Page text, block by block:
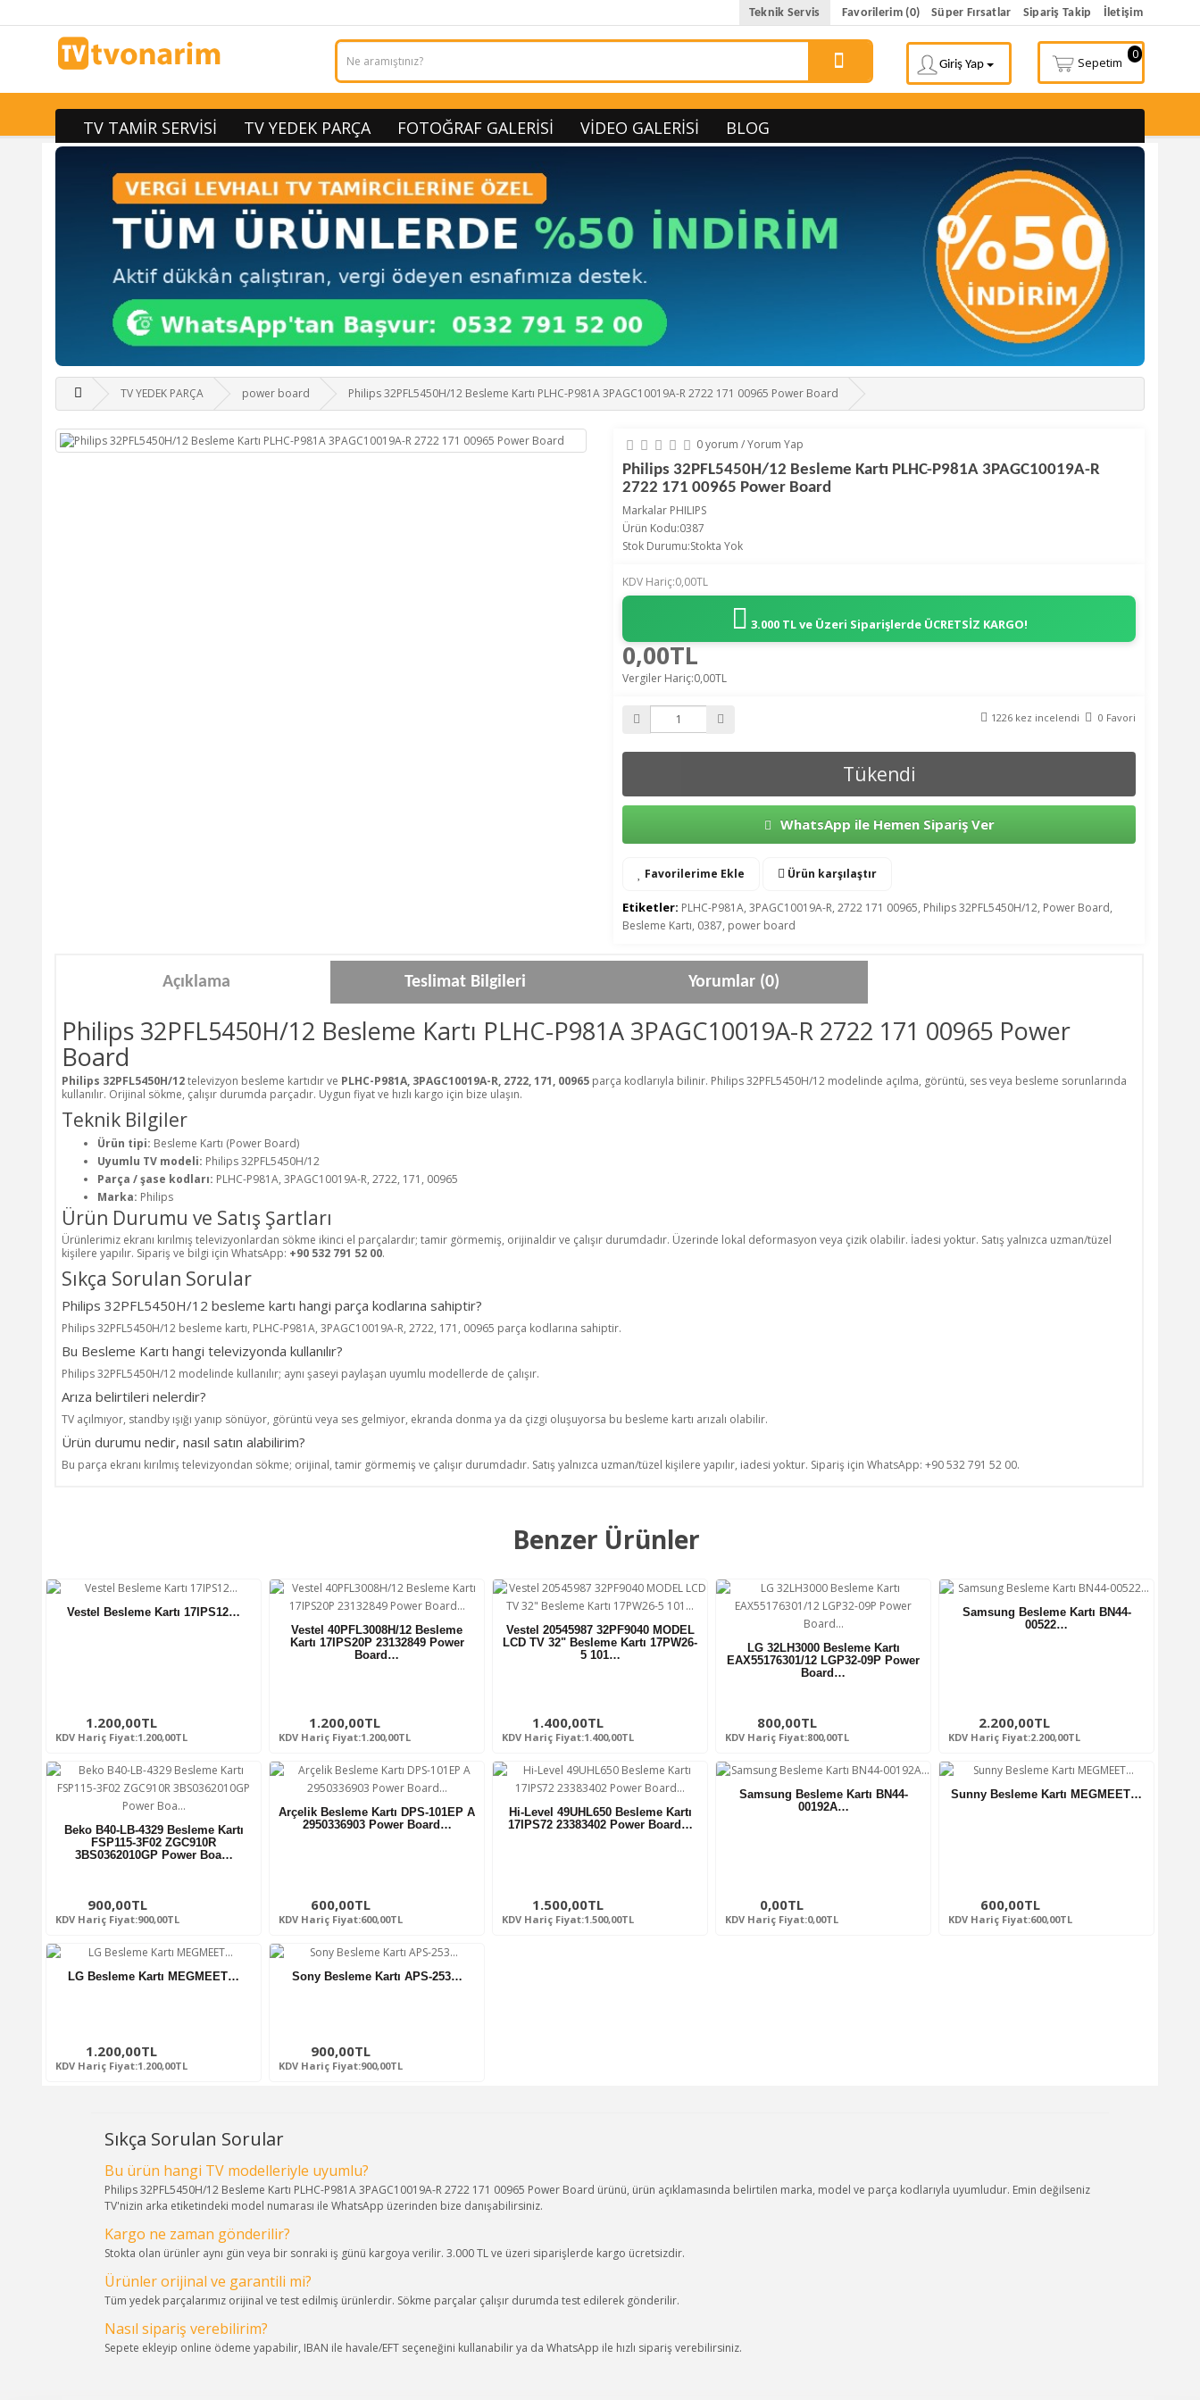
Teknik Servis Favorilerim (0) Süper Fırsatlar Sipariş Takip İletişim
0
Sepetim
Giriş Yap
TV TAMİR SERVİSİ TV YEDEK PARÇA FOTOĞRAF GALERISI VIDEO GALERISI BLOG
TV YEDEK PARÇA power board Philips 32PFL5450H/12 Besleme Kartı PLHC-P981A 3PAGC10019A-R 2722 171 00965 Power Board
0 yorum /Yorum Yap
Philips 32PFL5450H/12 Besleme Kartı PLHC-P981A 3PAGC10019A-R
2722 171 00965 Power Board
Markalar PHILIPS
Ürün Kodu:0387
Stok Durumu:Stokta Yok
KDV Hariç:0,00TL
3.000 TL ve Üzeri Siparişlerde ÜCRETSİZ KARGO!
0,00TL
Vergiler Hariç:0,00TL
1226 kez incelendi 0 Favori
Tükendi
WhatsApp ile Hemen Sipariş Ver
Favorilerime Ekle Ürün karşılaştır
Etiketler: PLHC-P981A, 3PAGC10019A-R, 2722 171 00965, Philips 32PFL5450H/12, Power Board,
Besleme Kartı, 0387, power board
Açıklama Teslimat Bilgileri Yorumlar (0)
Philips 32PFL5450H/12 Besleme Kartı PLHC-P981A 3PAGC10019A-R 2722 171 00965 Power
Board
Philips 32PFL5450H/12televizyon besleme kartıdır ve PLHC-P981A, 3PAGC10019A-R, 2722, 171, 00965 parça kodlarıyla bilinir. Philips 32PFL5450H/12 modelinde açılma, görüntü, ses veya besleme sorunlarında
kullanılır. Orijinal sökme, çalışır durumda parçadır. Uygun fiyat ve hızlı kargo için bize ulaşın.
Teknik Bilgiler
Ürün tipi: Besleme Kartı (Power Board)
Uyumlu TV modeli: Philips 32PFL5450H/12
Parça / şase kodları: PLHC-P981A, 3PAGC10019A-R, 2722, 171, 00965
Marka: Philips
Ürün Durumu ve Satış Şartları
Ürünlerimiz ekranı kırılmış televizyonlardan sökme ikinci el parçalardır; tamir görmemiş, orijinaldir ve çalışır durumdadır. Üzerinde lokal deformasyon veya çizik olabilir. İadesi yoktur. Satış yalnızca uzman/tüzel
kişilere yapılır. Sipariş ve bilgi için WhatsApp: +90 532 791 52 00.
Sıkça Sorulan Sorular
Philips 32PFL5450H/12 besleme kartı hangi parça kodlarına sahiptir?
Philips 32PFL5450H/12 besleme kartı, PLHC-P981A, 3PAGC10019A-R, 2722, 171, 00965 parça kodlarına sahiptir.
Bu Besleme Kartı hangi televizyonda kullanılır?
Philips 32PFL5450H/12 modelinde kullanılır; aynı şaseyi paylaşan uyumlu modellerde de çalışır.
Arıza belirtileri nelerdir?
TV açılmıyor, standby ışığı yanıp sönüyor, görüntü veya ses gelmiyor, ekranda donma ya da çizgi oluşuyorsa bu besleme kartı arızalı olabilir.
Ürün durumu nedir, nasıl satın alabilirim?
Bu parça ekranı kırılmış televizyondan sökme; orijinal, tamir görmemiş ve çalışır durumdadır. Satış yalnızca uzman/tüzel kişilere yapılır, iadesi yoktur. Sipariş için WhatsApp: +90 532 791 52 00.
Benzer Ürünler
Vestel Besleme Kartı 17IPS12…
1.200,00TL
KDV Hariç Fiyat:1.200,00TL
Vestel 40PFL3008H/12 Besleme
Kartı 17IPS20P 23132849 Power
Board…
1.200,00TL
KDV Hariç Fiyat:1.200,00TL
Vestel 20545987 32PF9040 MODEL
LCD TV 32" Besleme Kartı 17PW26-
5 101…
1.400,00TL
KDV Hariç Fiyat:1.400,00TL
LG 32LH3000 Besleme Kartı
EAX55176301/12 LGP32-09P Power
Board…
800,00TL
KDV Hariç Fiyat:800,00TL
Samsung Besleme Kartı BN44-
00522…
2.200,00TL
KDV Hariç Fiyat:2.200,00TL
Beko B40-LB-4329 Besleme Kartı
FSP115-3F02 ZGC910R
3BS0362010GP Power Boa…
900,00TL
KDV Hariç Fiyat:900,00TL
Arçelik Besleme Kartı DPS-101EP A
2950336903 Power Board…
600,00TL
KDV Hariç Fiyat:600,00TL
Hi-Level 49UHL650 Besleme Kartı
17IPS72 23383402 Power Board…
1.500,00TL
KDV Hariç Fiyat:1.500,00TL
Samsung Besleme Kartı BN44-
00192A…
0,00TL
KDV Hariç Fiyat:0,00TL
Sunny Besleme Kartı MEGMEET…
600,00TL
KDV Hariç Fiyat:600,00TL
LG Besleme Kartı MEGMEET…
1.200,00TL
KDV Hariç Fiyat:1.200,00TL
Sony Besleme Kartı APS-253…
900,00TL
KDV Hariç Fiyat:900,00TL
Sıkça Sorulan Sorular
Bu ürün hangi TV modelleriyle uyumlu?
Philips 32PFL5450H/12 Besleme Kartı PLHC-P981A 3PAGC10019A-R 2722 171 00965 Power Board ürünü, ürün açıklamasında belirtilen marka, model ve parça kodlarıyla uyumludur. Emin değilseniz
TV'nizin arka etiketindeki model numarası ile WhatsApp üzerinden bize danışabilirsiniz.
Kargo ne zaman gönderilir?
Stokta olan ürünler aynı gün veya bir sonraki iş günü kargoya verilir. 3.000 TL ve üzeri siparişlerde kargo ücretsizdir.
Ürünler orijinal ve garantili mi?
Tüm yedek parçalarımız orijinal ve test edilmiş ürünlerdir. Sökme parçalar çalışır durumda test edilerek gönderilir.
Nasıl sipariş verebilirim?
Sepete ekleyip online ödeme yapabilir, IBAN ile havale/EFT seçeneğini kullanabilir ya da WhatsApp ile hızlı sipariş verebilirsiniz.